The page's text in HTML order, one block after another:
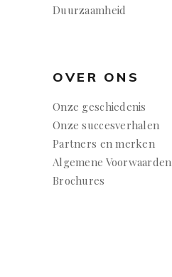
Duurzaamheid
OVER ONS
Onze geschiedenis
Onze succesverhalen
Partners en merken
Algemene Voorwaarden
Brochures